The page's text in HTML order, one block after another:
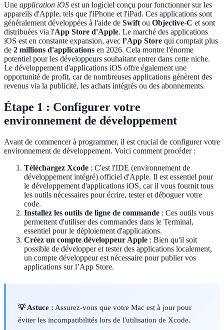
Une application iOS est un logiciel conçu pour fonctionner sur les
appareils d'Apple, tels que l'iPhone et l'iPad. Ces applications sont
généralement développées à l'aide de Swift ou Objective-C et sont
distribuées via l'App Store d'Apple. Le marché des applications
iOS est en constante expansion, avec l’App Store qui comptait plus
de 2 millions d'applications en 2026. Cela montre l'énorme
potentiel pour les développeurs souhaitant entrer dans cette niche.
Le développement d'applications iOS offre également une
opportunité de profit, car de nombreuses applications génèrent des
revenus via la publicité, les achats intégrés ou des abonnements.
Étape 1 : Configurer votre
environnement de développement
Avant de commencer à programmer, il est crucial de configurer votre
environnement de développement. Voici comment procéder :
Téléchargez Xcode : C'est l'IDE (environnement de
développement intégré) officiel d'Apple. Il est essentiel pour
le développement d'applications iOS, car il vous fournit tous
les outils nécessaires pour écrire, tester et déboguer votre
code.
Installez les outils de ligne de commande : Ces outils vous
permettent d'utiliser des commandes dans le Terminal,
essentiel pour le déploiement d'applications.
Créez un compte développeur Apple : Bien qu'il soit
possible de développer et tester des applications localement,
un compte développeur est nécessaire pour publier vos
applications sur l’App Store.
💡 Astuce : Assurez-vous que votre Mac est à jour pour
éviter les incompatibilités lors de l'utilisation de Xcode.